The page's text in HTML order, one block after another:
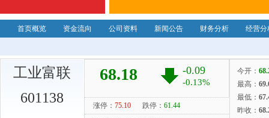
首页概览 资金流向 公司资料 新闻公告 财务分析 经营分
工业富联
601138